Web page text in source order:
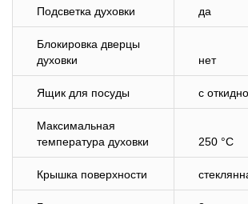
Подсветка духовки да
Блокировка дверцы
духовки
нет
Ящик для посуды с
Максимальная
температура духовки
250 °C
Крышка поверхности